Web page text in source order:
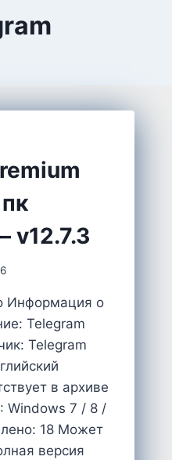
v12.7.3
Информация о
Telegram
Telegram
в архиве
Windows 7 / 8 /
18 Может
версия